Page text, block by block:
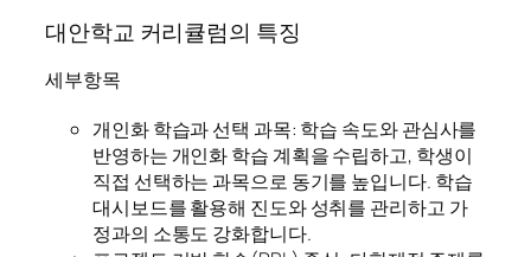
대안학교 커리큘럼의 특징
세부항목
개인화 학습과 선택 과목: 학습 속도와 관심사를
반영하는 개인화 학습 계획을 수립하고, 학생이
직접 선택하는 과목으로 동기를 높입니다. 학습
대시보드를 활용해 진도와 성취를 관리하고 가
정과의 소통도 강화합니다.